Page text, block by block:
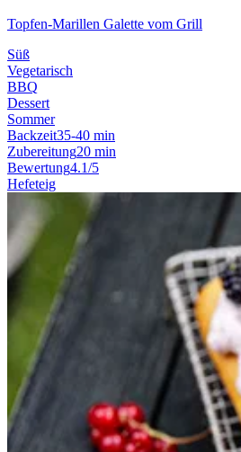
Topfen-Marillen Galette vom Grill
Süß
Vegetarisch
BBQ
Dessert
Sommer
Backzeit35-40 min
Zubereitung20 min
Bewertung4.1/5
Hefeteig